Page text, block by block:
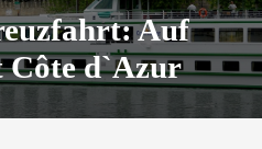
Auf
Côte d`Azur